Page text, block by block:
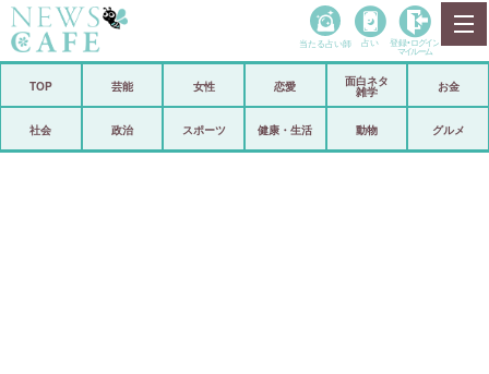
政治
当たる占い師 占い 登録• ログイン
マイルーム
TOP 芸能 女性 恋愛
面白ネタ
雑学
お金
社会 政治 スポーツ 健康・生活 動物 グルメ